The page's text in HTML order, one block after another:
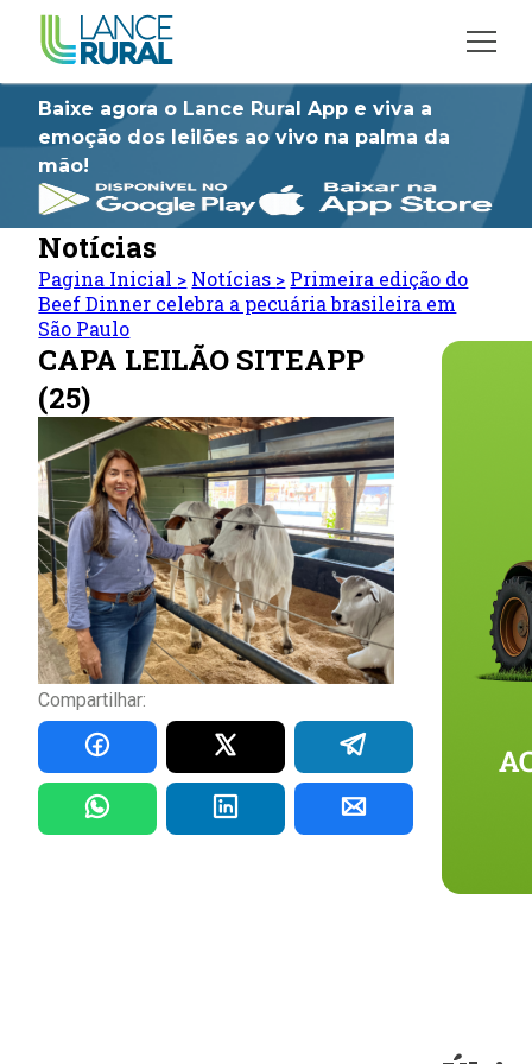
Baixe agora o Lance Rural App e viva a
emoção dos leilões ao vivo na palma da
mão!
Notícias
Pagina Inicial > Notícias > Primeira edição do
Beef Dinner celebra a pecuária brasileira em
São Paulo
CAPA LEILÃO SITEAPP
(25)
Compartilhar: